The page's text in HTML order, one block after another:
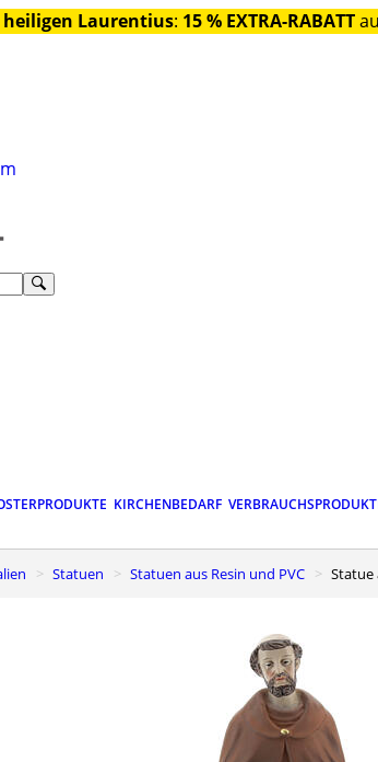
heiligen Laurentius: 15 % EXTRA-RABATT
KIRCHENBEDARF
Statuen Statuen aus Resin und PVC